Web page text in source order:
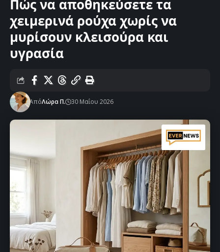
Πώς να αποθηκεύσετε τα
χειμερινά ρούχα χωρίς να
μυρίσουν κλεισούρα και
υγρασία
ΑπόΛώρα Π. 30 Μαΐου 2026